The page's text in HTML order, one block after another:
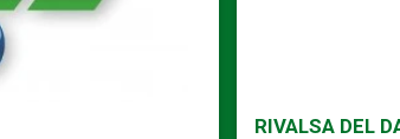
RIVALSA DEL